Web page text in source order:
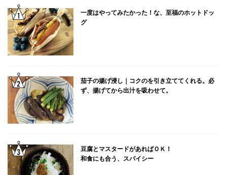
一度はやってみたかった！な、至福のホットドッ
グ
茄子の揚げ浸し｜コクのを引き立ててくれる。必
ず、揚げてから出汁を吸わせて。
豆腐とマスタードがあればＯＫ！
和食にも合う、スパイシー